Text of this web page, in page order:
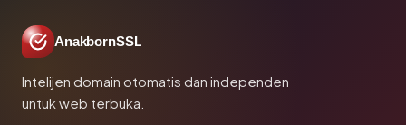
AnakbornSSL
Intelijen domain otomatis dan independen
untuk web terbuka.